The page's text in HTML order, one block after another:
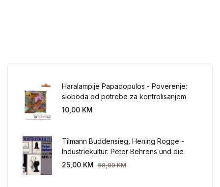
Haralampije Papadopulos - Poverenje:
sloboda od potrebe za kontrolisanjem
sveta
10,00 KM
Tilmann Buddensieg, Hening Rogge -
Industriekultur: Peter Behrens und die
AEG 1907-1914.
25,00 KM 50,00KM